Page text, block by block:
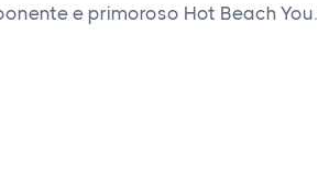
e primoroso Hot Beach You.